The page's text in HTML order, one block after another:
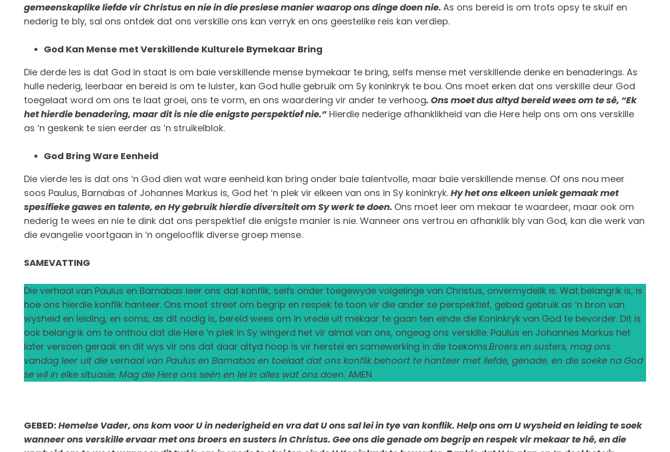
gemeenskaplike liefde vir Christus en nie in die presiese manier waarop ons dinge doen nie. As ons bereid is om trots opsy te skuif en
nederig te bly, sal ons ontdek dat ons verskille ons kan verryk en ons geestelike reis kan verdiep.
God Kan Mense met Verskillende Kulturele Bymekaar Bring
Die derde les is dat God in staat is om baie verskillende mense bymekaar te bring, selfs mense met verskillende denke en benaderings. As
hulle nederig, leerbaar en bereid is om te luister, kan God hulle gebruik om Sy koninkryk te bou. Ons moet erken dat ons verskille deur God
toegelaat word om ons te laat groei, ons te vorm, en ons waardering vir ander te verhoog. Ons moet dus altyd bereid wees om te sê, “Ek
het hierdie benadering, maar dit is nie die enigste perspektief nie.”Hierdie nederige afhanklikheid van die Here help ons om ons verskille
as ‘n geskenk te sien eerder as ‘n struikelblok.
God Bring Ware Eenheid
Die vierde les is dat ons ‘n God dien wat ware eenheid kan bring onder baie talentvolle, maar baie verskillende mense. Of ons nou meer
soos Paulus, Barnabas of Johannes Markus is, God het ‘n plek vir elkeen van ons in Sy koninkryk. Hy het ons elkeen uniek gemaak met
spesifieke gawes en talente, en Hy gebruik hierdie diversiteit om Sy werk te doen. Ons moet leer om mekaar te waardeer, maar ook om
nederig te wees en nie te dink dat ons perspektief die enigste manier is nie. Wanneer ons vertrou en afhanklik bly van God, kan die werk van
die evangelie voortgaan in ‘n ongelooflik diverse groep mense.
SAMEVATTING
Die verhaal van Paulus en Barnabas leer ons dat konflik, selfs onder toegewyde volgelinge van Christus, onvermydelik is. Wat belangrik is, is
hoe ons hierdie konflik hanteer. Ons moet streef om begrip en respek te toon vir die ander se perspektief, gebed gebruik as ‘n bron van
wysheid en leiding, en soms, as dit nodig is, bereid wees om in vrede uit mekaar te gaan ten einde die Koninkryk van God te bevorder. Dit is
ook belangrik om te onthou dat die Here ‘n plek in Sy wingerd het vir almal van ons, ongeag ons verskille. Paulus en Johannes Markus het
later versoen geraak en dit wys vir ons dat daar altyd hoop is vir herstel en samewerking in die toekoms.Broers en susters, mag ons
vandag leer uit die verhaal van Paulus en Barnabas en toelaat dat ons konflik behoort te hanteer met liefde, genade, en die soeke na God
se wil in elke situasie. Mag die Here ons seën en lei in alles wat ons doen. AMEN
GEBED: Hemelse Vader, ons kom voor U in nederigheid en vra dat U ons sal lei in tye van konflik. Help ons om U wysheid en leiding te soek
wanneer ons verskille ervaar met ons broers en susters in Christus. Gee ons die genade om begrip en respek vir mekaar te hê, en die